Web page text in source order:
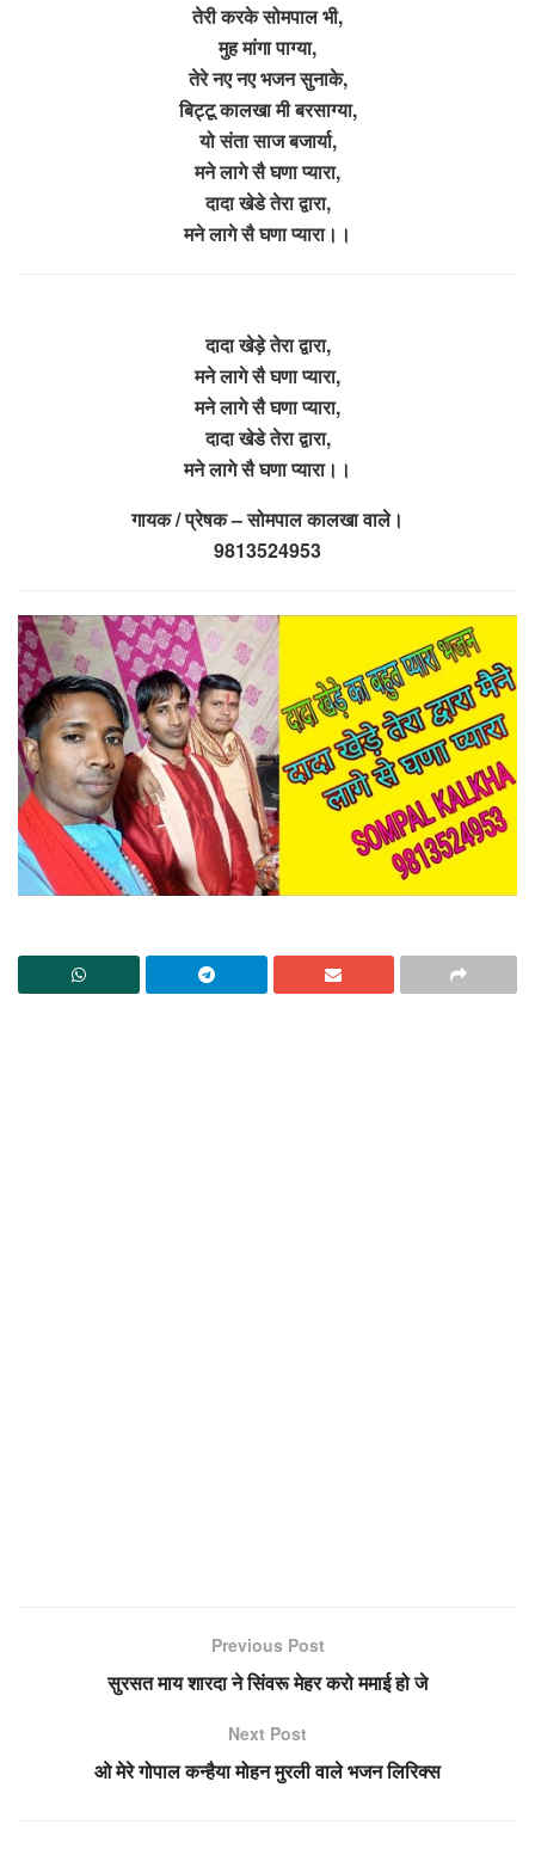
तेरी करके सोमपाल भी,
मुह मांगा पाग्या,
तेरे नए नए भजन सुनाके,
बिट्टू कालखा मी बरसाग्या,
यो संता साज बजार्या,
मने लागे सै घणा प्यारा,
दादा खेडे तेरा द्वारा,
मने लागे सै घणा प्यारा।।
दादा खेड़े तेरा द्वारा,
मने लागे सै घणा प्यारा,
मने लागे सै घणा प्यारा,
दादा खेडे तेरा द्वारा,
मने लागे सै घणा प्यारा।।
गायक / प्रेषक – सोमपाल कालखा वाले।
9813524953
Previous Post
सुरसत माय शारदा ने सिंवरू मेहर करो ममाई हो जे
Next Post
ओ मेरे गोपाल कन्हैया मोहन मुरली वाले भजन लिरिक्स